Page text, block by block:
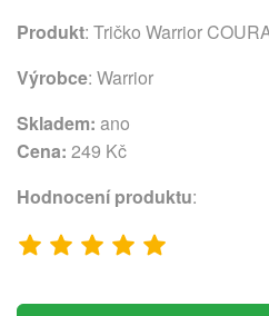
Produkt: Tričko Warrior
Výrobce: Warrior
Skladem: ano
Cena: 249 Kč
Hodnocení produktu: